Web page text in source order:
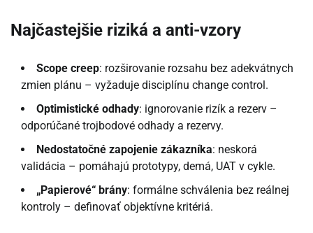
Najčastejšie riziká a anti-vzory
Scope creep: rozširovanie rozsahu bez adekvátnych
zmien plánu – vyžaduje disciplínu change control.
Optimistické odhady: ignorovanie rizík a rezerv –
odporúčané trojbodové odhady a rezervy.
Nedostatočné zapojenie zákazníka: neskorá
validácia – pomáhajú prototypy, demá, UAT v cykle.
„Papierové“ brány: formálne schválenia bez reálnej
kontroly – definovať objektívne kritériá.